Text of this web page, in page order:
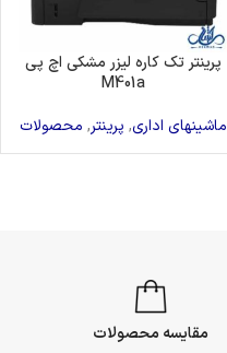
پرینتر تک کاره لیزر مشکی اچ پی
M401a
ماشینهای اداری, پرینتر, محصولات
مقایسه محصولات